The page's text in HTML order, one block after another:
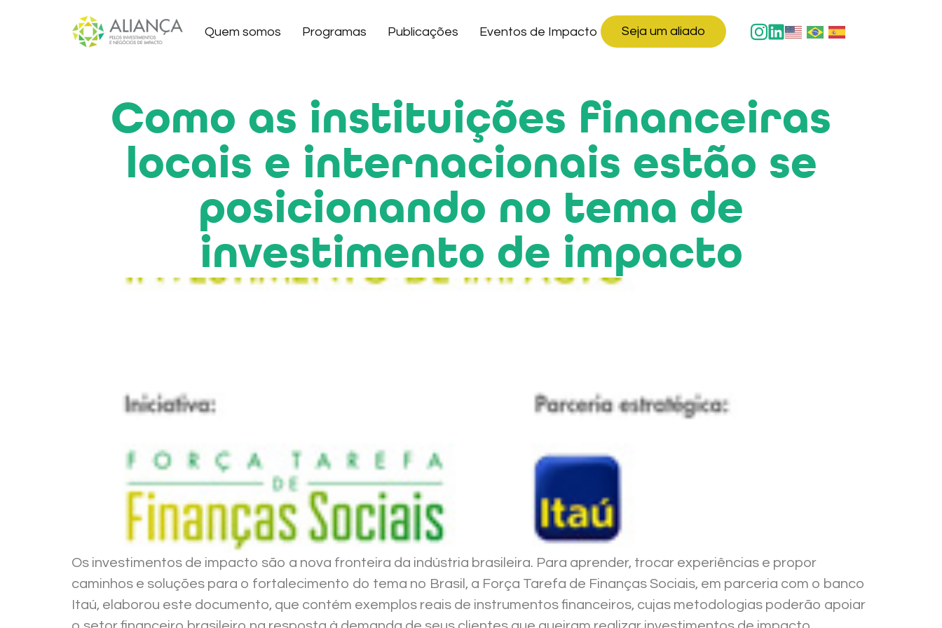
Quem somos Programas Publicações Eventos de Impacto Seja um aliado
Como as instituições financeiras
locais e internacionais estão se
posicionando no tema de
investimento de impacto
Os investimentos de impacto são a nova fronteira da indústria brasileira. Para aprender, trocar experiências e propor
caminhos e soluções para o fortalecimento do tema no Brasil, a Força Tarefa de Finanças Sociais, em parceria com o banco
Itaú, elaborou este documento, que contém exemplos reais de instrumentos financeiros, cujas metodologias poderão apoiar